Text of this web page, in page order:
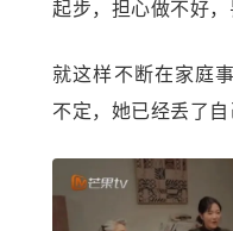
起步，担心做不好，
就这样不断在家庭
不定，她已经丢了自